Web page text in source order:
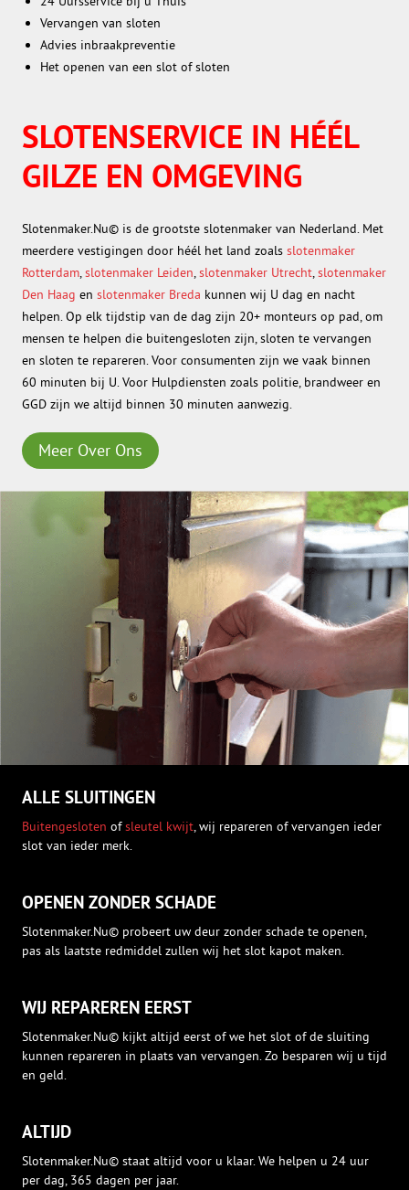
Vervangen van sloten
Advies inbraakpreventie
Het openen van een slot of sloten
SLOTENSERVICE IN HÉÉL
GILZE EN OMGEVING
Slotenmaker.Nu© is de grootste slotenmaker van Nederland. Met
meerdere vestigingen door héél het land zoals slotenmaker
Rotterdam,slotenmaker Leiden,slotenmaker Utrecht,slotenmaker
Den Haag en slotenmaker Breda kunnen wij U dag en nacht
helpen. Op elk tijdstip van de dag zijn 20+ monteurs op pad, om
mensen te helpen die buitengesloten zijn, sloten te vervangen
en sloten te repareren. Voor consumenten zijn we vaak binnen
60 minuten bij U. Voor Hulpdiensten zoals politie, brandweer en
GGD zijn we altijd binnen 30 minuten aanwezig.
Meer Over Ons
ALLE SLUITINGEN
Buitengesloten ofsleutel kwijt, wij repareren of vervangen ieder
slot van ieder merk.
OPENEN ZONDER SCHADE
Slotenmaker.Nu© probeert uw deur zonder schade te openen,
pas als laatste redmiddel zullen wij het slot kapot maken.
WIJ REPAREREN EERST
Slotenmaker.Nu© kijkt altijd eerst of we het slot of de sluiting
kunnen repareren in plaats van vervangen. Zo besparen wij u tijd
en geld.
ALTIJD
Slotenmaker.Nu© staat altijd voor u klaar. We helpen u 24 uur
per dag, 365 dagen per jaar.